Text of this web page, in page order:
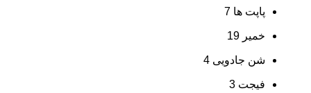
پاپت ها 7
خمیر 19
شن جادویی 4
فیجت 3